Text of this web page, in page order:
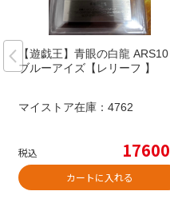
【遊戯王】青眼の白龍 ARS10
ブルーアイズ【レリーフ 】
マイストア在庫： 4762
税込 17600
カートに入れる